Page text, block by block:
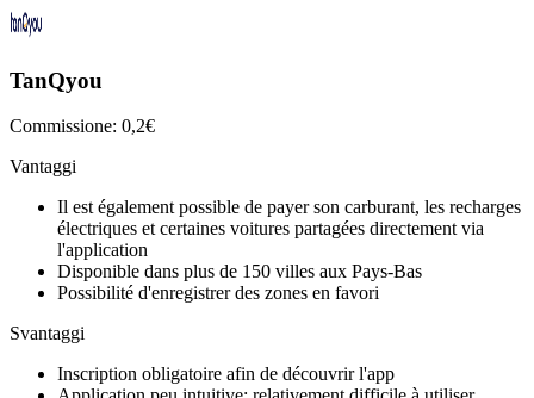
TanQyou
Commissione: 0,2€
Vantaggi
Il est également possible de payer son carburant, les recharges
électriques et certaines voitures partagées directement via
l'application
Disponible dans plus de 150 villes aux Pays-Bas
Possibilité d'enregistrer des zones en favori
Svantaggi
Inscription obligatoire afin de découvrir l'app